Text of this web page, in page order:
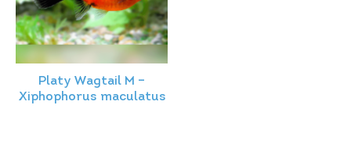
Platy Wagtail M –
Xiphophorus maculatus